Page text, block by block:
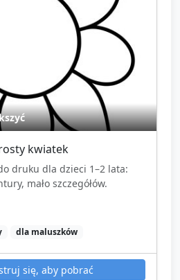
kwiatek
druku dla dzieci 1–2 lata:
mało szczegółów.
dla maluszków
się, aby pobrać